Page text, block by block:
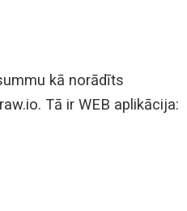
kā norādīts
Tā ir WEB aplikācija: